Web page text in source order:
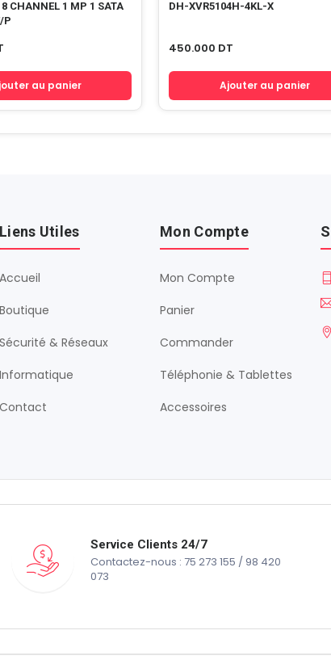
CHANNEL 1 MP 1 SATA
P
au panier
DH-XVR5104H-4KL-X
450.000 DT
Ajouter au panier
Liens Utiles
Accueil
Boutique
Sécurité & Réseaux
Informatique
Contact
Mon Compte
Mon Compte
Panier
Commander
Téléphonie & Tablettes
Accessoires
Service Clients 24/7
Contactez-nous : 75 273 155 / 98 420
073